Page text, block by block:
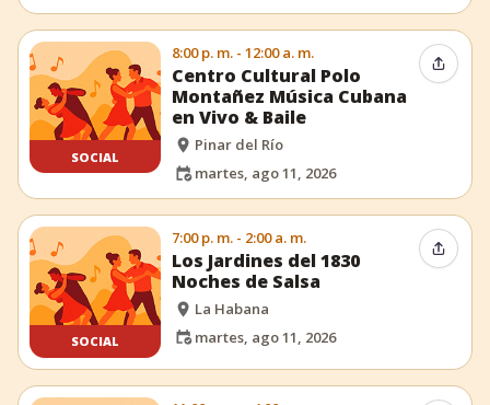
SOCIAL
8:00 p. m. - 12:00 a. m.
Centro Cultural Polo
Montañez Música Cubana
en Vivo & Baile
Pinar del Río
martes, ago 11, 2026
SOCIAL
7:00 p. m. - 2:00 a. m.
Los Jardines del 1830
Noches de Salsa
La Habana
martes, ago 11, 2026